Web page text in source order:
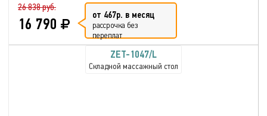
26 838 руб.
16 790 от 467р. в месяц
рассрочка без
переплат
ZET-1047/L
Складной массажный стол